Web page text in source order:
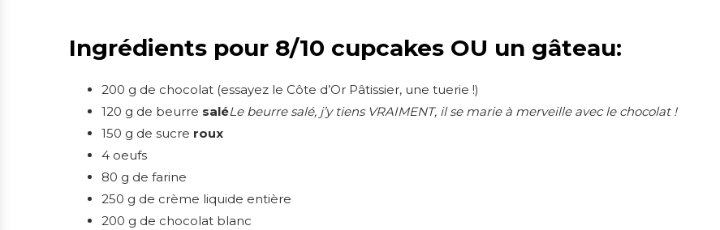
Ingrédients pour 8/10 cupcakes OU un gâteau:
200 g de chocolat (essayez le Côte d’Or Pâtissier, une tuerie !)
120 g de beurre saléLe beurre salé, j’y tiens VRAIMENT, il se marie à merveille avec le chocolat !
150 g de sucre roux
4 oeufs
80 g de farine
250 g de crème liquide entière
200 g de chocolat blanc